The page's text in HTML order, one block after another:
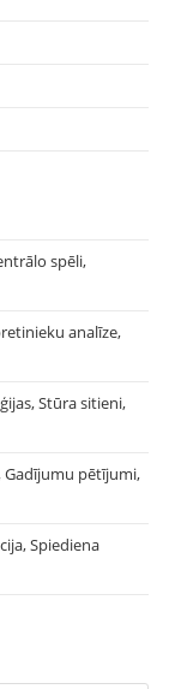
spēli,
analīze,
Stūra sitieni,
Gadījumu pētījumi,
Spiediena